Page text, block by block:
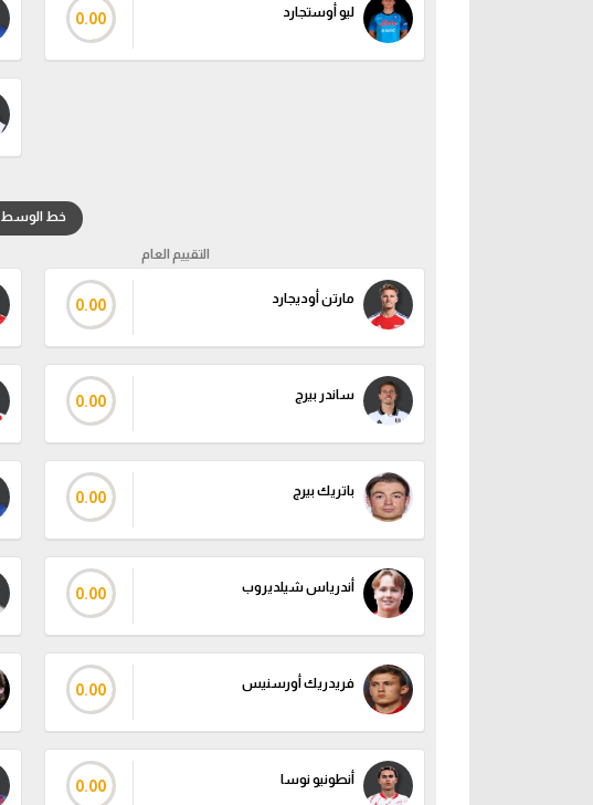
ليو أوستجارد 0.00
خط الوسط
التقييم العام
مارتن أوديجارد 0.00
ساندر بيرج 0.00
باتريك بيرج 0.00
أندرياس شيلديروب 0.00
فريدريك أورسنيس 0.00
أنطونيو نوسا 0.00